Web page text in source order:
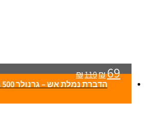
₪110₪69
הדברת נמלת אש – גרנולר 500 גרם